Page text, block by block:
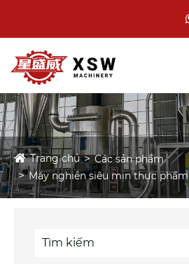
Trang chủ
Các sản phẩm
Máy nghiền siêu mịn thực phẩm